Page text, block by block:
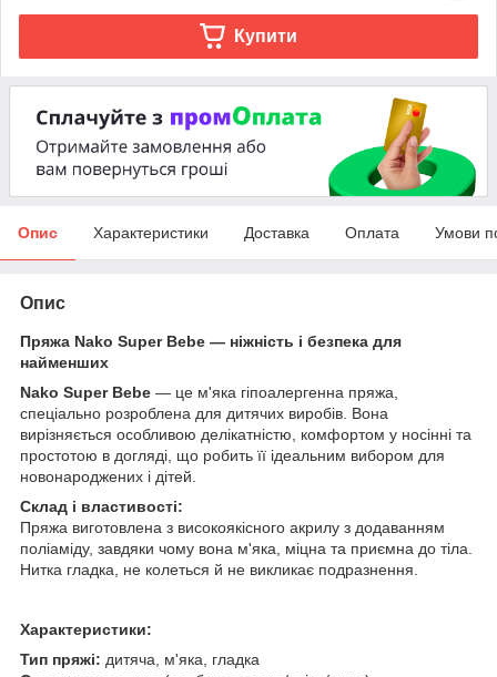
Купити
Опис Характеристики Доставка Оплата Умови
Опис
Пряжа Nako Super Bebe — ніжність і безпека для
найменших
Nako Super Bebe — це м'яка гіпоалергенна пряжа,
спеціально розроблена для дитячих виробів. Вона
вирізняється особливою делікатністю, комфортом у носінні та
простотою в догляді, що робить її ідеальним вибором для
новонароджених і дітей.
Склад і властивості:
Пряжа виготовлена з високоякісного акрилу з додаванням
поліаміду, завдяки чому вона м'яка, міцна та приємна до тіла.
Нитка гладка, не колеться й не викликає подразнення.
Характеристики:
Тип пряжі: дитяча, м'яка, гладка